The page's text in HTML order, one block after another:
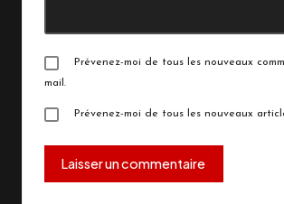
Prévenez-moi de tous les nouveaux
mail.
Prévenez-moi de tous les nouveaux